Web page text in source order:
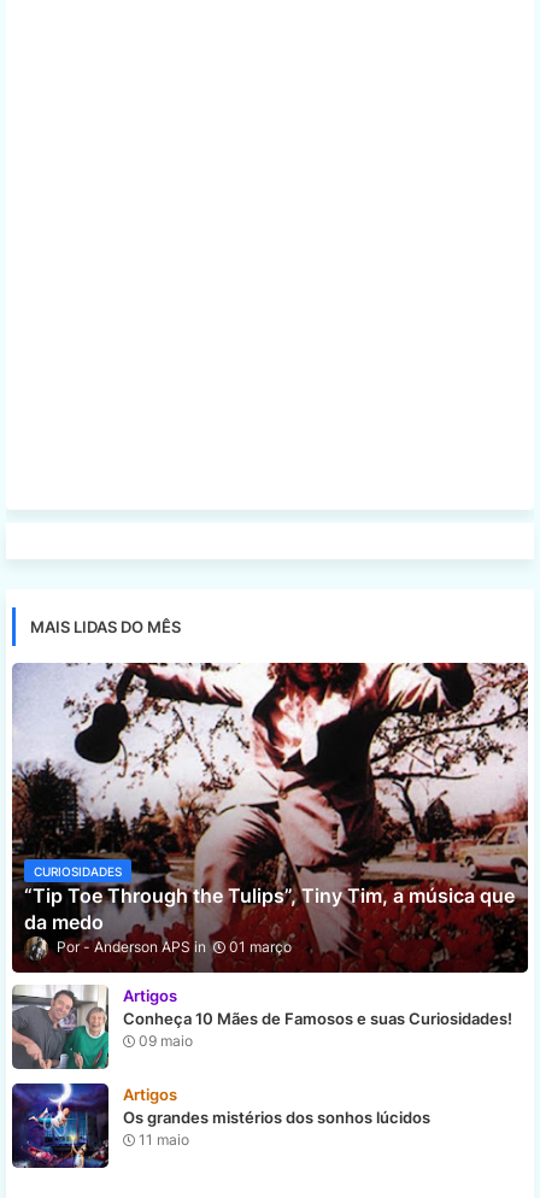
MAIS LIDAS DO MÊS
CURIOSIDADES
“Tip Toe Through the Tulips”, Tiny Tim, a música que
da medo
Anderson APS 01 março
Artigos
Conheça 10 Mães de Famosos e suas Curiosidades!
09 maio
Artigos
Os grandes mistérios dos sonhos lúcidos
11 maio